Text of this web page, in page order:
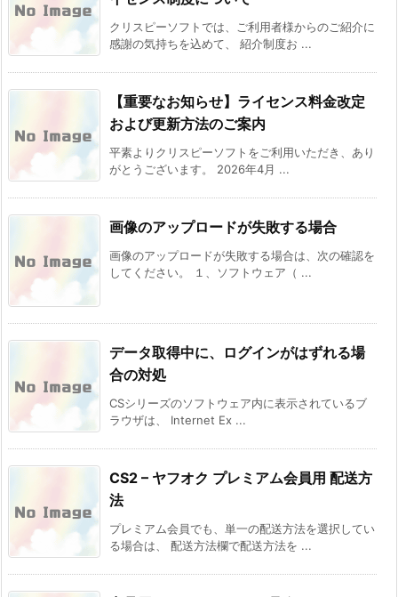
クリスピーソフトでは、ご利用者様からのご紹介に
感謝の気持ちを込めて、 紹介制度お ...
【重要なお知らせ】ライセンス料金改定
および更新方法のご案内
平素よりクリスピーソフトをご利用いただき、あり
がとうございます。 2026年4月 ...
画像のアップロードが失敗する場合
画像のアップロードが失敗する場合は、次の確認を
してください。 １、ソフトウェア（ ...
データ取得中に、ログインがはずれる場
合の対処
CSシリーズのソフトウェア内に表示されているブ
ラウザは、 Internet Ex ...
CS2 – ヤフオク プレミアム会員用 配送方
法
プレミアム会員でも、単一の配送方法を選択してい
る場合は、 配送方法欄で配送方法を ...